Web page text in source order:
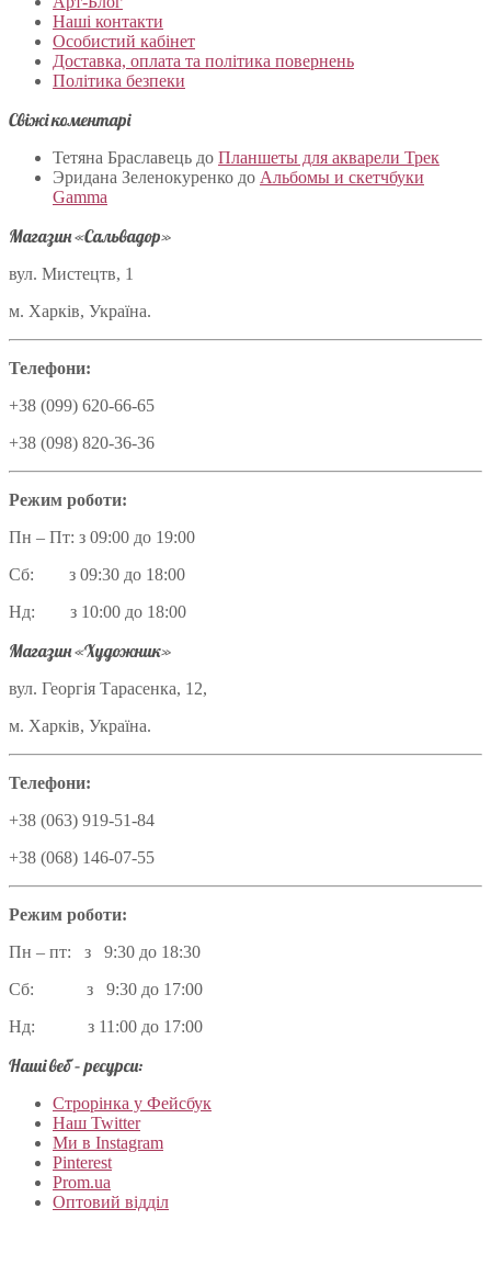
Наші контакти
Особистий кабінет
Доставка, оплата та політика повернень
Політика безпеки
Свіжі коментарі
Тетяна Браславець до Планшеты для акварели Трек
Эридана Зеленокуренко до Альбомы и скетчбуки
Gamma
Магазин «Сальвадор»
вул. Мистецтв, 1
м. Харків, Україна.
Телефони:
+38 (099) 620-66-65
+38 (098) 820-36-36
Режим роботи:
Пн – Пт: з 09:00 до 19:00
Сб: з 09:30 до 18:00
Нд: з 10:00 до 18:00
Магазин «Художник»
вул. Георгія Тарасенка, 12,
м. Харків, Україна.
Телефони:
+38 (063) 919-51-84
+38 (068) 146-07-55
Режим роботи:
Пн – пт: з 9:30 до 18:30
Сб: з 9:30 до 17:00
Нд: з 11:00 до 17:00
Наші веб – ресурси:
Строрінка у Фейсбук
Наш Twitter
Ми в Instagram
Pinterest
Prom.ua
Оптовий відділ